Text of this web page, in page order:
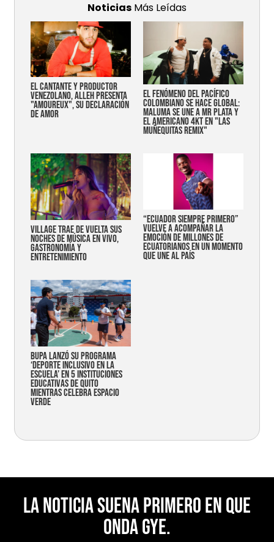
Noticias Más Leídas
EL CANTANTE Y PRODUCTOR
VENEZOLANO, ALLEH PRESENTA
"AMOUREUX", SU DECLARACIÓN
DE AMOR
EL FENÓMENO DEL PACÍFICO
COLOMBIANO SE HACE GLOBAL:
MALUMA SE UNE A MR PLATA Y
EL AMERICANO 4KT EN "LAS
MUÑEQUITAS REMIX"
Village trae de vuelta sus
noches de música en vivo,
gastronomía y
entretenimiento
“Ecuador siempre primero”
vuelve a acompañar la
emoción de millones de
ecuatorianos en un momento
que une al país
Bupa lanzó su programa
‘Deporte Inclusivo en la
Escuela’ en 5 instituciones
educativas de Quito
mientras celebra espacio
verde
La noticia suena primero en Que
Onda Gye.